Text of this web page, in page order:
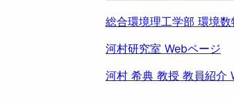
総合環境理工学部 環境
河村研究室 Webページ
河村 希典 教授 教員紹介